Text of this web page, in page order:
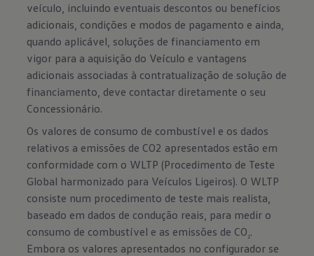
veículo, incluindo eventuais descontos ou benefícios
adicionais, condições e modos de pagamento e ainda,
quando aplicável, soluções de financiamento em
vigor para a aquisição do Veículo e vantagens
adicionais associadas à contratualização de solução de
financiamento, deve contactar diretamente o seu
Concessionário.
Os valores de consumo de combustível e os dados
relativos a emissões de CO2 apresentados estão em
conformidade com o WLTP (Procedimento de Teste
Global harmonizado para Veículos Ligeiros). O WLTP
consiste num procedimento de teste mais realista,
baseado em dados de condução reais, para medir o
consumo de combustível e as emissões de CO 2.
Embora os valores apresentados no configurador se